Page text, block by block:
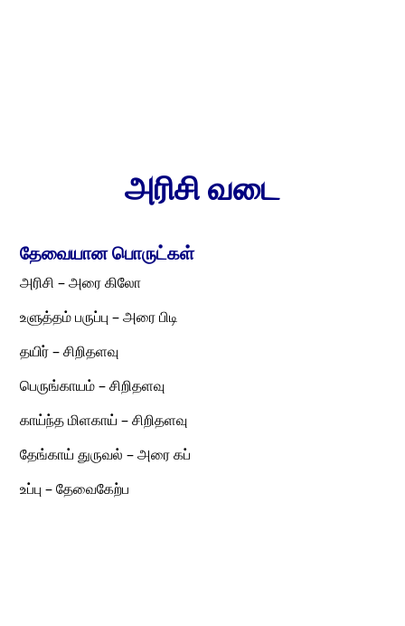
அரிசி வடை
தேவையான பொருட்கள்
அரிசி – அரை கிலோ
உளுத்தம் பருப்பு – அரை பிடி
தயிர் – சிறிதளவு
பெருங்காயம் – சிறிதளவு
காய்ந்த மிளகாய் – சிறிதளவு
தேங்காய் துருவல் – அரை கப்
உப்பு – தேவைகேற்ப